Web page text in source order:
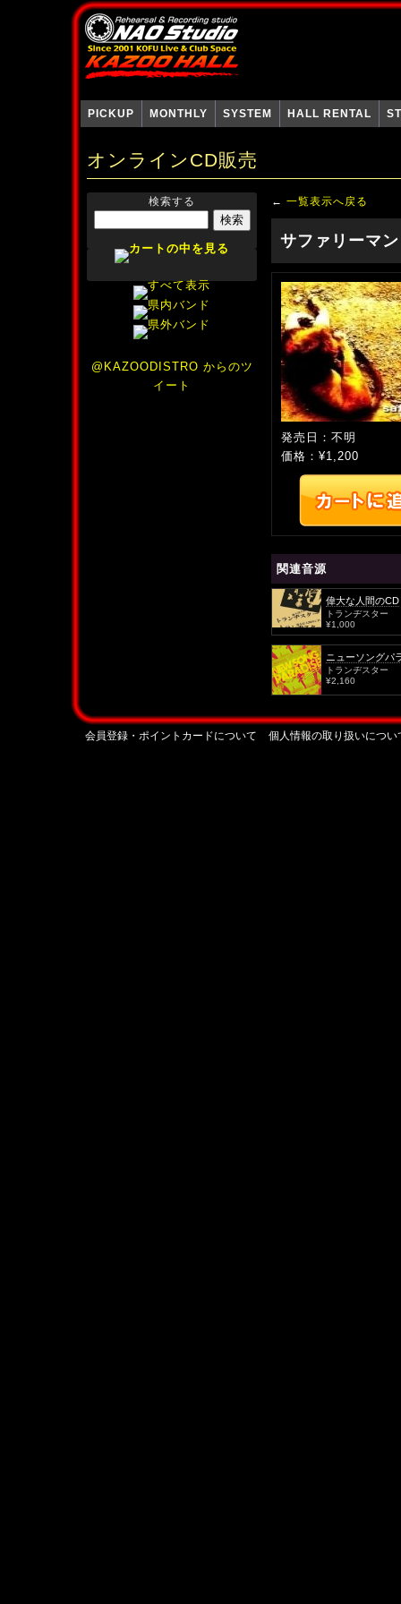
PICKUP MONTHLY SYSTEM HALL RENTAL
オンラインCD販売
検索する
@KAZOODISTRO からのツ
イート
← 一覧表示へ戻る
サファリーマン
発売日：不明
価格：¥1,200
関連音源
偉大な人間のCD
トランヂスター
¥1,000
ニューソングパ
トランヂスター
¥2,160
会員登録・ポイントカードについて 個人情報の取り扱いについ